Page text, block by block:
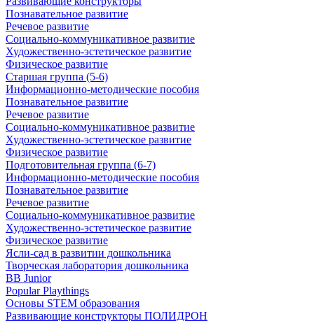
Познавательное развитие
Речевое развитие
Социально-коммуникативное развитие
Художественно-эстетическое развитие
Физическое развитие
Старшая группа (5-6)
Информационно-методические пособия
Познавательное развитие
Речевое развитие
Социально-коммуникативное развитие
Художественно-эстетическое развитие
Физическое развитие
Подготовительная группа (6-7)
Информационно-методические пособия
Познавательное развитие
Речевое развитие
Социально-коммуникативное развитие
Художественно-эстетическое развитие
Физическое развитие
Ясли-сад в развитии дошкольника
Творческая лаборатория дошкольника
BB Junior
Popular Playthings
Основы STEM образования
Развивающие конструкторы ПОЛИДРОН